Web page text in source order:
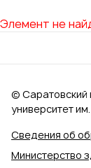
Элемент не
Сведения об
Министерство
© Саратовский
университет